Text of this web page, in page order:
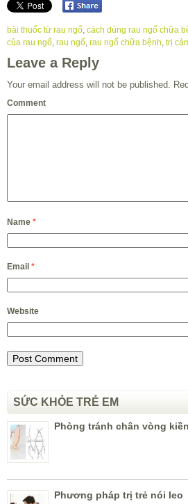
bài thuốc từ rau ngổ cách dùng rau ngổ chữa
của rau ngổ rau ngổ rau ngổ chữa bệnh trị
Leave a Reply
Your email address will not be published.
Comment
Name *
Email *
Website
SỨC KHỎE TRẺ EM
Phòng tránh chân vòng
Phương pháp trị trẻ nói leo